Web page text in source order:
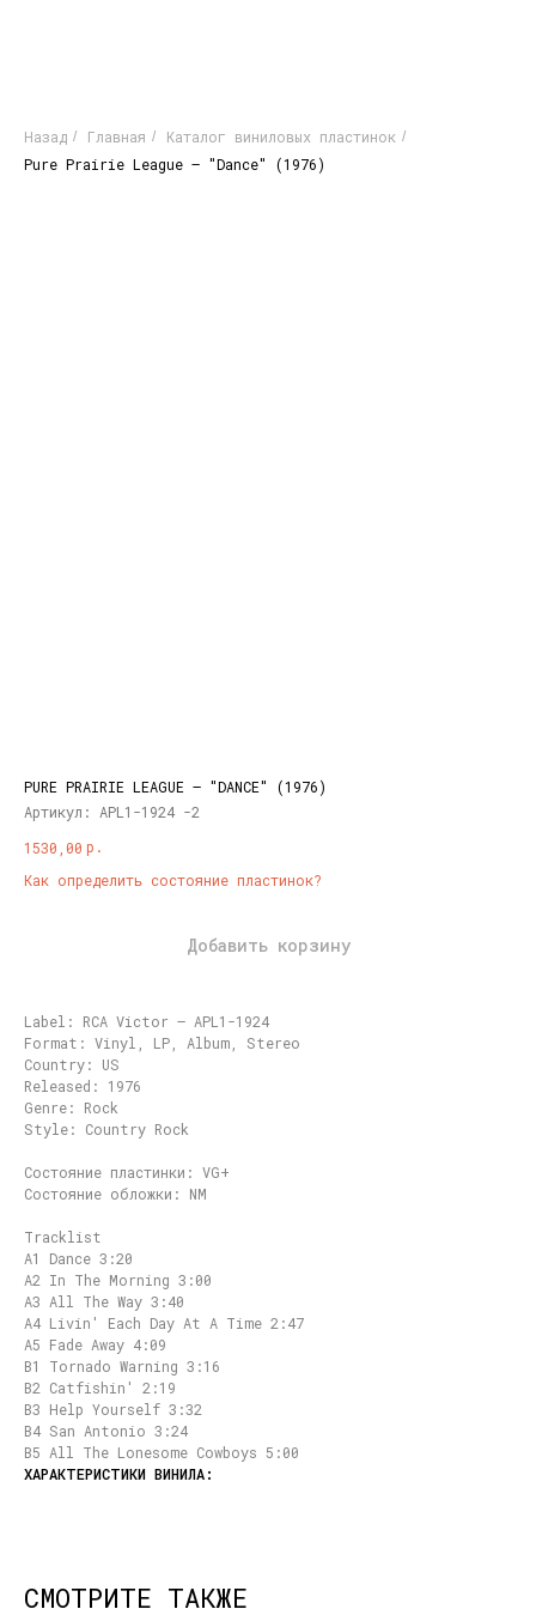
Назад / Главная / Каталог виниловых пластинок /
Pure Prairie League – "Dance" (1976)
PURE PRAIRIE LEAGUE – "DANCE" (1976)
Артикул: APL1-1924 -2
1530,00 р.
Как определить состояние пластинок?
Добавить корзину
Label: RCA Victor – APL1-1924
Format: Vinyl, LP, Album, Stereo
Country: US
Released: 1976
Genre: Rock
Style: Country Rock
Состояние пластинки: VG+
Состояние обложки: NM
Tracklist
A1 Dance 3:20
A2 In The Morning 3:00
A3 All The Way 3:40
A4 Livin' Each Day At A Time 2:47
A5 Fade Away 4:09
B1 Tornado Warning 3:16
B2 Catfishin' 2:19
B3 Help Yourself 3:32
B4 San Antonio 3:24
B5 All The Lonesome Cowboys 5:00
СМОТРИТЕ ТАКЖЕ